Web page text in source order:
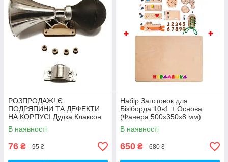
РОЗПРОДАЖ! Є
ПОДРЯПИНИ ТА ДЕФЕКТИ
НА КОРПУСІ Дудка Клаксон
для Велосипедів 14 см Фа-
Фа Пластик + Гума
В наявності
76 ₴ 95 ₴
Набір Заготовок для
Бізіборда 10в1 + Основа
(Фанера 500x350x8 мм)
Базові Деталі, Весь Комплект
- Собери Сам
В наявності
650 ₴ 680 ₴